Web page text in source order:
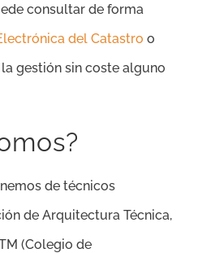
consultar de forma
del Catastro o
gestión sin coste alguno
de técnicos
de Arquitectura Técnica,
(Colegio de